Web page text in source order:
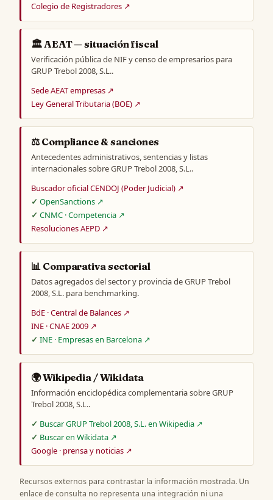
Colegio de Registradores ↗
🏛️ AEAT — situación fiscal
Verificación pública de NIF y censo de empresarios para
GRUP Trebol 2008, S.L..
Sede AEAT empresas ↗
Ley General Tributaria (BOE) ↗
⚖️ Compliance & sanciones
Antecedentes administrativos, sentencias y listas
internacionales sobre GRUP Trebol 2008, S.L..
Buscador oficial CENDOJ (Poder Judicial) ↗
OpenSanctions ↗
CNMC · Competencia ↗
Resoluciones AEPD ↗
📊 Comparativa sectorial
Datos agregados del sector y provincia de GRUP Trebol
2008, S.L. para benchmarking.
BdE · Central de Balances ↗
INE · CNAE 2009 ↗
INE · Empresas en Barcelona ↗
🌍 Wikipedia / Wikidata
Información enciclopédica complementaria sobre GRUP
Trebol 2008, S.L..
Buscar GRUP Trebol 2008, S.L. en Wikipedia ↗
Buscar en Wikidata ↗
Google · prensa y noticias ↗
Recursos externos para contrastar la información mostrada. Un
enlace de consulta no representa una integración ni una